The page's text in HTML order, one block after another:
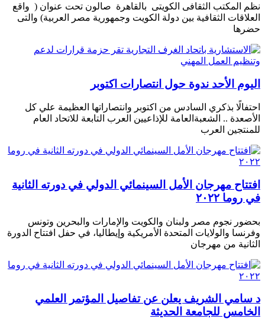
نظم المكتب الثقافى الكويتى بالقاهرة صالون تحت عنوان ( واقع
العلاقات الثقافية بين دولة الكويت وجمهورية مصر العربية) والتى
حضرها
اليوم الأحد ندوة حول انتصارات اكتوبر
احتفالًا بذكري السادس من اكتوبر وانتصاراتها العظيمة علي كل
الأصعدة .. الشعبةالعامة للإذاعيين العرب التابعة للاتحاد العام
للمنتجين العرب
افتتاح مهرجان الأمل السينمائي الدولي في دورته الثانية
في روما ٢٠٢٢
بحضور نجوم مصر ولبنان والكويت والإمارات والبحرين وتونس
وفرنسا والولايات المتحدة الأمريكية وإيطاليا، في حفل افتتاح الدورة
الثانية من مهرجان
د سامي الشريف يعلن عن تفاصيل المؤتمر العلمي
الخامس للجامعة الحديثة